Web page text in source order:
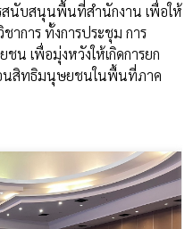
สนับสนุนพื้นที่สำนักงาน เพื่อให้
าการ ทั้งการประชุม การ
เพื่อมุ่งหวังให้เกิดการยก
นสิทธิมนุษยชนในพื้นที่ภาค